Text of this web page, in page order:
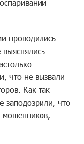
проводились
что не вызвали
Как так
заподозрили, что
мошенников,